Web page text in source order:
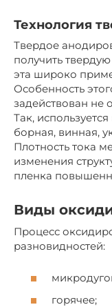
Технология
Твердое
получить
эта широко
Особенность
задействован не
Так,
борная, винная,
Плотность тока
изменения
пленка
Виды
Процесс
разновидностей:
горячее;